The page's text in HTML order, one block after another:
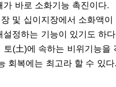
바로 소화기능 촉진이다.
및 십이지장에서 소화액
정하는 기능이 있기도 하
(土)에 속하는 비위기능을
회복에는 최고라 할 수 있다.